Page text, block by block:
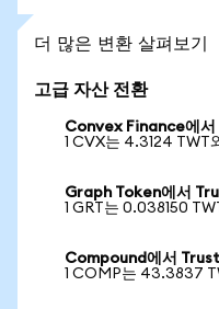
더 많은 변환 살펴보기
고급 자산 전환
Convex Finance에
1 CVX는 4.3124 TWT
Graph Token에서
1 GRT는 0.038150
Compound에서
1 COMP는 43.3837